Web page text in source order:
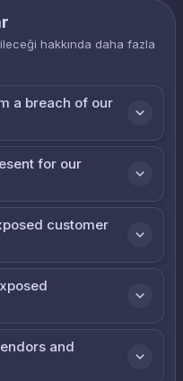
hakkında daha fazla
a breach of our
for our
customer
and